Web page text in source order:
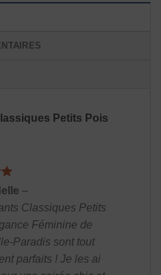
Petits Pois
–
Classiques Petits
Féminine de
Paradis sont tout
parfaits ! Je les ai